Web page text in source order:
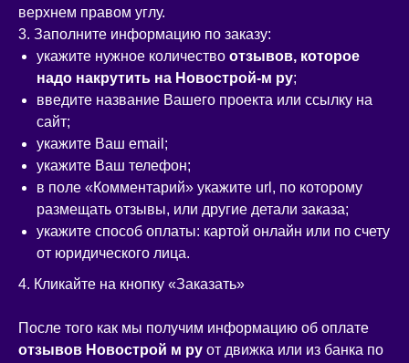
верхнем правом углу.
3. Заполните информацию по заказу:
укажите нужное количество отзывов, которое
надо накрутить на Новострой-м ру;
введите название Вашего проекта или ссылку на
сайт;
укажите Ваш email;
укажите Ваш телефон;
в поле «Комментарий» укажите url, по которому
размещать отзывы, или другие детали заказа;
укажите способ оплаты: картой онлайн или по счету
от юридического лица.
4. Кликайте на кнопку «Заказать»
После того как мы получим информацию об оплате
отзывов Новострой м ру от движка или из банка по